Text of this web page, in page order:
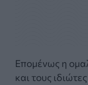
Επομένως η
και τους